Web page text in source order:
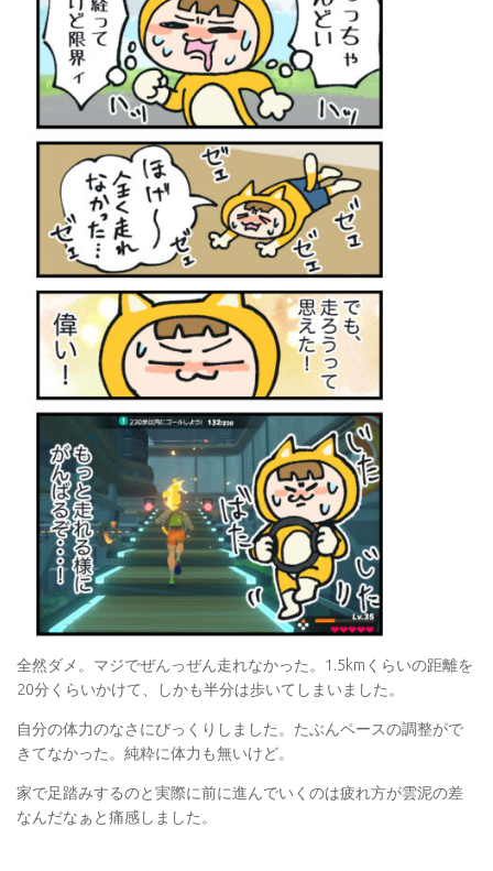
全然ダメ。マジでぜんっぜん走れなかった。1.5kmくらいの距離を
20分くらいかけて、しかも半分は歩いてしまいました。
自分の体力のなさにびっくりしました。たぶんペースの調整がで
きてなかった。純粋に体力も無いけど。
家で足踏みするのと実際に前に進んでいくのは疲れ方が雲泥の差
なんだなぁと痛感しました。